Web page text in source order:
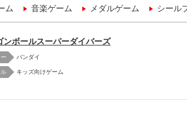
ム 音楽ゲーム メダルゲーム シール
ンボールスーパーダイバーズ
バンダイ
キッズ向けゲーム